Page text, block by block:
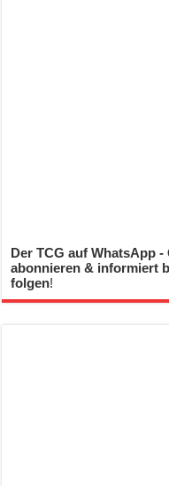
Der TCG auf WhatsApp
abonnieren & informiert
folgen!